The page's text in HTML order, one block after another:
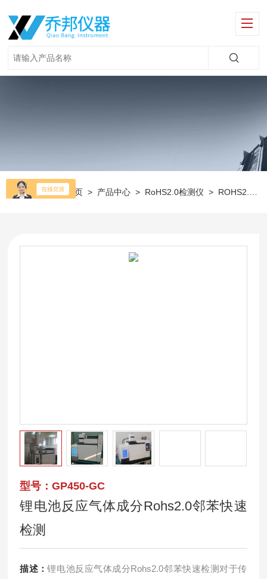
当前位置： 首页 > 产品中心 > RoHS2.0检测仪 > ROHS2.0环保检测仪
型号：GP450-GC
锂电池反应气体成分Rohs2.0邻苯快速
检测
描述：锂电池反应气体成分Rohs2.0邻苯快速检测对于传